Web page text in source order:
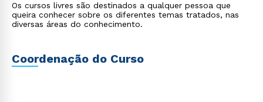
Os cursos livres são destinados a qualquer pessoa que
queira conhecer sobre os diferentes temas tratados, nas
diversas áreas do conhecimento.
Coordenação do Curso